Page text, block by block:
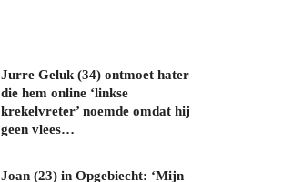
Jurre Geluk (34) ontmoet hater
die hem online ‘linkse
krekelvreter’ noemde omdat hij
geen vlees…
Joan (23) in Opgebiecht: ‘Mijn